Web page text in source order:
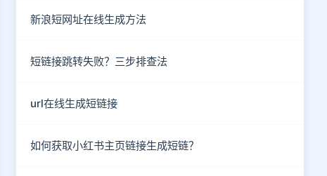
新浪短网址在线生成方法
短链接跳转失败？三步排查法
url在线生成短链接
如何获取小红书主页链接生成短链？